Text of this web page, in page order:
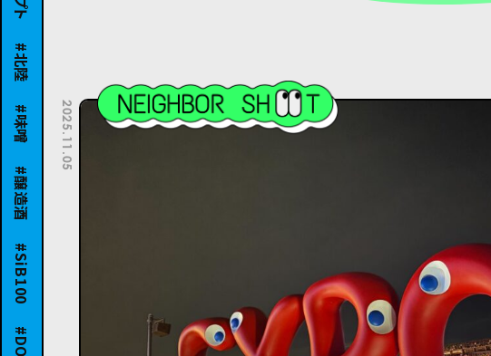
北陸
味噌
醸造酒
SiB100
DOG
2025.11.05